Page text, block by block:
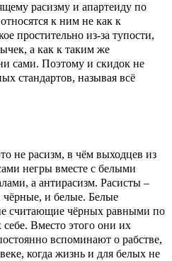
расизму и апартеиду по
к ним не как к
простительно из-за тупости,
а как к таким же
сами. Поэтому и скидок не
стандартов, называя всё
не расизм, в чём выходцев из
негры вместе с белыми
а антирасизм. Расисты –
чёрные, и белые. Белые
считающие чёрных равными по
себе. Вместо этого они их
вспоминают о рабстве,
когда жизнь и для белых не